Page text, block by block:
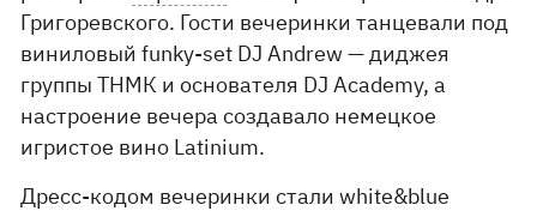
Григоревского. Гости вечеринки танцевали под
виниловый funky-set DJ Andrew ​— диджея
группы ТНМК и основателя DJ Academy, а
настроение вечера создавало немецкое
игристое вино Latinium.
Дресс-кодом вечеринки стали white&blue